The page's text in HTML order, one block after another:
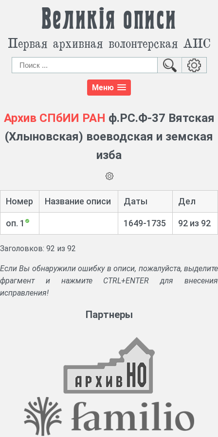
Великія описи
Первая архивная волонтерская АИС
Меню
Архив СПбИИ РАН ф.РС.Ф-37 Вятская
(Хлыновская) воеводская и земская
изба
Номер Название описи Даты Дел
оп. 1 1649-1735 92 из 92
Заголовков: 92 из 92
Если Вы обнаружили ошибку в описи, пожалуйста, выделите
фрагмент и нажмите CTRL+ENTER для внесения
исправления!
Партнеры